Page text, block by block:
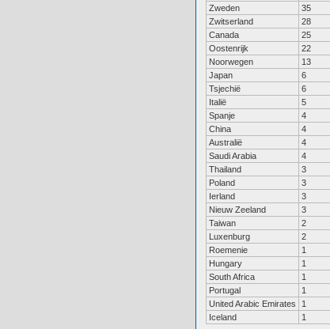
Zweden
35
Zwitserland
28
Canada
25
Oostenrijk
22
Noorwegen
13
Japan
6
Tsjechië
6
Italië
5
Spanje
4
China
4
Australië
4
Saudi Arabia
4
Thailand
3
Poland
3
Ierland
3
Nieuw Zeeland
3
Taiwan
2
Luxenburg
2
Roemenie
1
Hungary
1
South Africa
1
Portugal
1
United Arabic Emirates
1
Iceland
1